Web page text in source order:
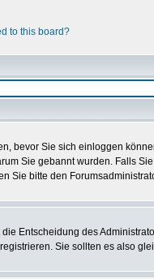
to this board?
bevor Sie sich einloggen
Sie gebannt wurden. Falls
Sie bitte den
Entscheidung des
Sie sollten es also